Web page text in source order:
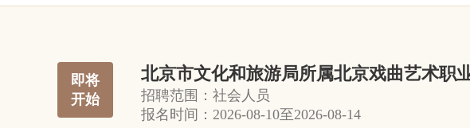
即将
开始
北京市文化和旅游局所属北京戏曲艺术职
招聘范围： 社会人员
报名时间： 2026-08-10至2026-08-14